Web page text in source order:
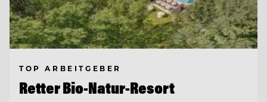
TOP ARBEITGEBER
Retter Bio-Natur-Resort